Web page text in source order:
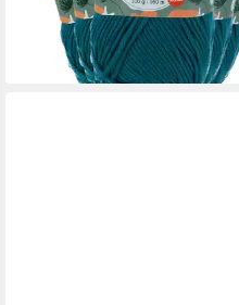
(31,92 €/ 1 kg)
lieferbar - in 3-4 Werktagen bei dir
+34